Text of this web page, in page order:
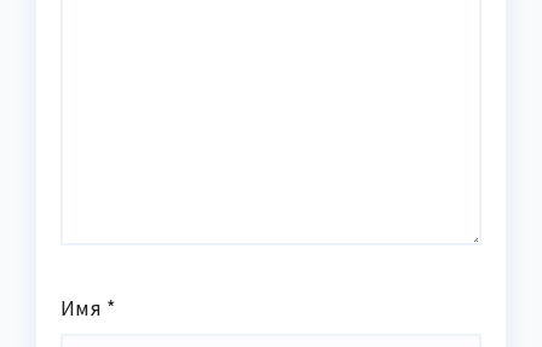
Имя *